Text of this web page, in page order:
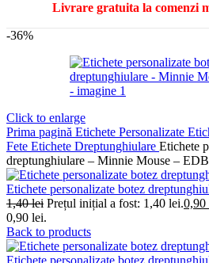
Livrare gratuita la comenzi
-36%
Click to enlarge
Prima pagină Etichete Personalizate
Fete Etichete Dreptunghiulare Etichete
dreptunghiulare – Minnie Mouse –
Etichete personalizate botez
1,40lei Prețul inițial a fost: 1,40 lei.0,90
0,90 lei.
Back to products
Etichete personalizate botez